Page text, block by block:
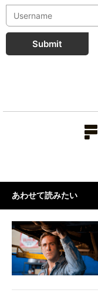
Submit
あわせて読みたい